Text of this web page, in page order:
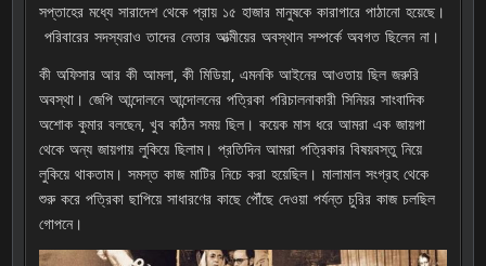
সপ্তাহের মধ্যে সারাদেশ থেকে প্রায় ১৫ হাজার মানুষকে কারাগারে পাঠানো হয়েছে।
পরিবারের সদস্যরাও তাদের নেতার আত্মীয়ের অবস্থান সম্পর্কে অবগত ছিলেন না।
কী অফিসার আর কী আমলা, কী মিডিয়া, এমনকি আইনের আওতায় ছিল জরুরি
অবস্থা। জেপি আন্দোলনে আন্দোলনের পত্রিকা পরিচালনাকারী সিনিয়র সাংবাদিক
অশোক কুমার বলছেন, খুব কঠিন সময় ছিল। কয়েক মাস ধরে আমরা এক জায়গা
থেকে অন্য জায়গায় লুকিয়ে ছিলাম। প্রতিদিন আমরা পত্রিকার বিষয়বস্তু নিয়ে
লুকিয়ে থাকতাম। সমস্ত কাজ মাটির নিচে করা হয়েছিল। মালামাল সংগ্রহ থেকে
শুরু করে পত্রিকা ছাপিয়ে সাধারণের কাছে পৌঁছে দেওয়া পর্যন্ত চুরির কাজ চলছিল
গোপনে।